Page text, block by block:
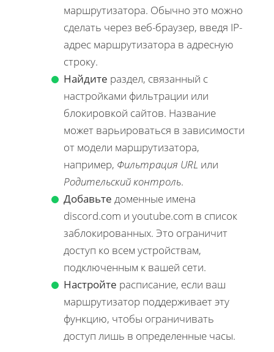
маршрутизатора. Обычно это можно
сделать через веб-браузер, введя IP-
адрес маршрутизатора в адресную
строку.
Найдите раздел, связанный с
настройками фильтрации или
блокировкой сайтов. Название
может варьироваться в зависимости
от модели маршрутизатора,
например, Фильтрация URL или
Родительский контроль.
Добавьте доменные имена
discord.com и youtube.com в список
заблокированных. Это ограничит
доступ ко всем устройствам,
подключенным к вашей сети.
Настройте расписание, если ваш
маршрутизатор поддерживает эту
функцию, чтобы ограничивать
доступ лишь в определенные часы.